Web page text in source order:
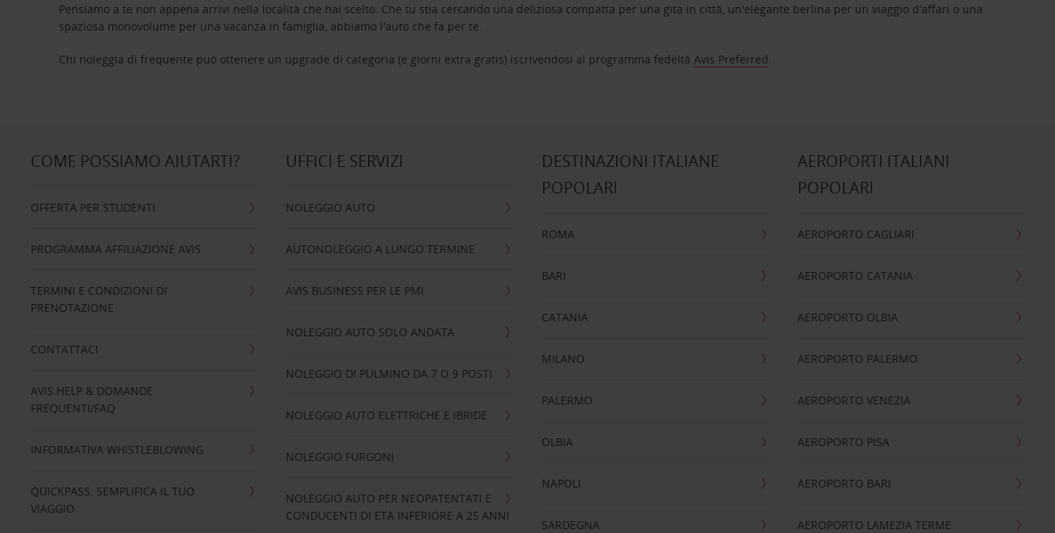
Pensiamo a te non appena arrivi nella località che hai scelto. Che tu stia cercando una deliziosa compatta per una gita in città, un'elegante berlina per un viaggio d'affari o una
spaziosa monovolume per una vacanza in famiglia, abbiamo l'auto che fa per te.
Chi noleggia di frequente può ottenere un upgrade di categoria (e giorni extra gratis) iscrivendosi al programma fedeltàAvis Preferred.
COME POSSIAMO AIUTARTI?
OFFERTA PER STUDENTI
PROGRAMMA AFFILIAZIONE AVIS
TERMINI E CONDIZIONI DI
PRENOTAZIONE
CONTATTACI
AVIS HELP & DOMANDE
FREQUENTI/FAQ
INFORMATIVA WHISTLEBLOWING
QUICKPASS: SEMPLIFICA IL TUO
VIAGGIO
UFFICI E SERVIZI
NOLEGGIO AUTO
AUTONOLEGGIO A LUNGO TERMINE
AVIS BUSINESS PER LE PMI
NOLEGGIO AUTO SOLO ANDATA
NOLEGGIO DI PULMINO DA 7 O 9 POSTI
NOLEGGIO AUTO ELETTRICHE E IBRIDE
NOLEGGIO FURGONI
NOLEGGIO AUTO PER NEOPATENTATI E
CONDUCENTI DI ETÀ INFERIORE A 25 ANNI
DESTINAZIONI ITALIANE
POPOLARI
ROMA
BARI
CATANIA
MILANO
PALERMO
OLBIA
NAPOLI
SARDEGNA
AEROPORTI ITALIANI
POPOLARI
AEROPORTO CAGLIARI
AEROPORTO CATANIA
AEROPORTO OLBIA
AEROPORTO PALERMO
AEROPORTO VENEZIA
AEROPORTO PISA
AEROPORTO BARI
AEROPORTO LAMEZIA TERME